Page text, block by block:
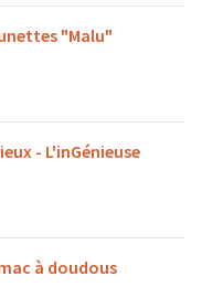
"Malu"
- L'inGénieuse
à doudous